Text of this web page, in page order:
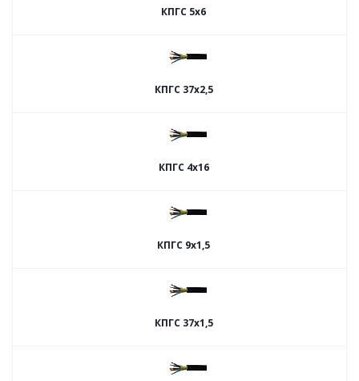
КПГС 5х6
КПГС 37х2,5
КПГС 4х16
КПГС 9х1,5
КПГС 37х1,5